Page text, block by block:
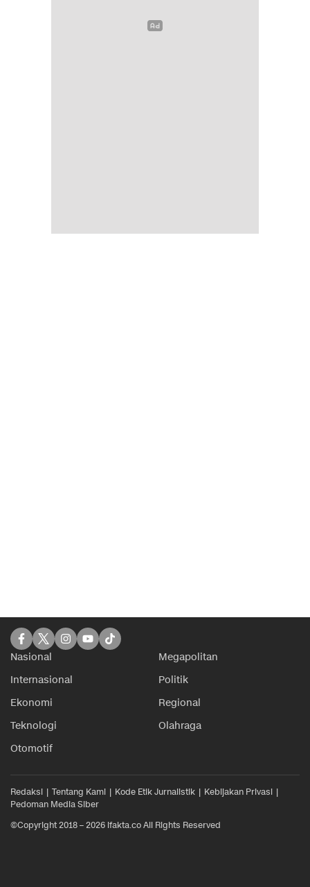
Nasional
Megapolitan
Internasional
Politik
Ekonomi
Regional
Teknologi
Olahraga
Otomotif
Redaksi Tentang Kami Kode Etik Jurnalistik
Kebijakan Privasi
Pedoman Media Siber
©Copyright 2018 – 2026 ifakta.co All Rights Reserved